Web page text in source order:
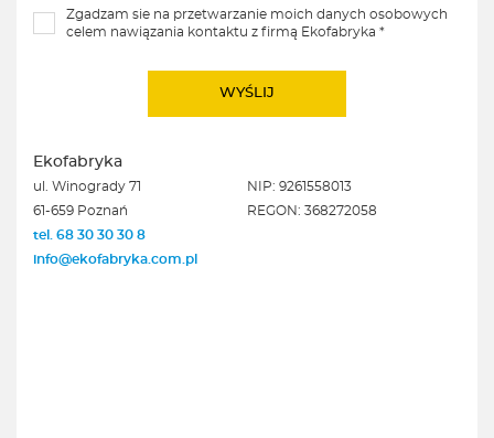
Zgadzam sie na przetwarzanie moich danych osobowych
celem nawiązania kontaktu z firmą Ekofabryka *
Ekofabryka
ul. Winogrady 71
61-659 Poznań
tel. 68 30 30 30 8
info@ekofabryka.com.pl
NIP: 9261558013
REGON: 368272058